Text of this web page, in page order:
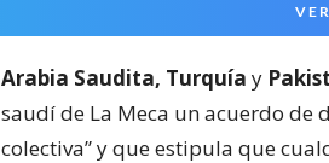
Arabia Saudita, Turquía y
saudí de La Meca un acuerdo
colectiva” y que estipula que